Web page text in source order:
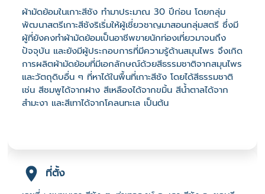
ผ้ามัดย้อมในเกาะสีชัง ทำมาประมาณ 30 ปีก่อน โดยกลุ่ม
พัฒนาสตรีเกาะสีชังริเริ่มให้ผู้เชี่ยวชาญมาสอนกลุ่มสตรี ซึ่งมี
ผู้ที่ยังคงทำผ้ามัดย้อมเป็นอาชีพขายนักท่องเที่ยวมาจนถึง
ปัจจุบัน และยังมีผู้ประกอบการที่มีความรู้ด้านสมุนไพร จึงเกิด
การผลิตผ้ามัดย้อมที่มีเอกลักษณ์ด้วยสีธรรมชาติจากสมุนไพร
และวัตถุดิบอื่น ๆ ที่หาได้ในพื้นที่เกาะสีชัง โดยได้สีธรรมชาติ
เช่น สีชมพูได้จากฝาง สีเหลืองได้จากขมิ้น สีน้ำตาลได้จาก
สำมะงา และสีเทาได้จากโคลนทะเล เป็นต้น
ที่ตั้ง